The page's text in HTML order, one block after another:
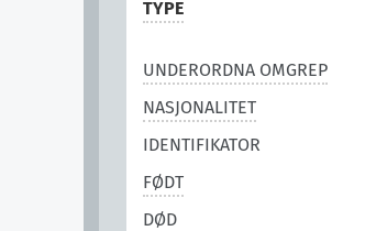
TYPE
UNDERORDNA OMGREP
NASJONALITET
IDENTIFIKATOR
FØDT
DØD